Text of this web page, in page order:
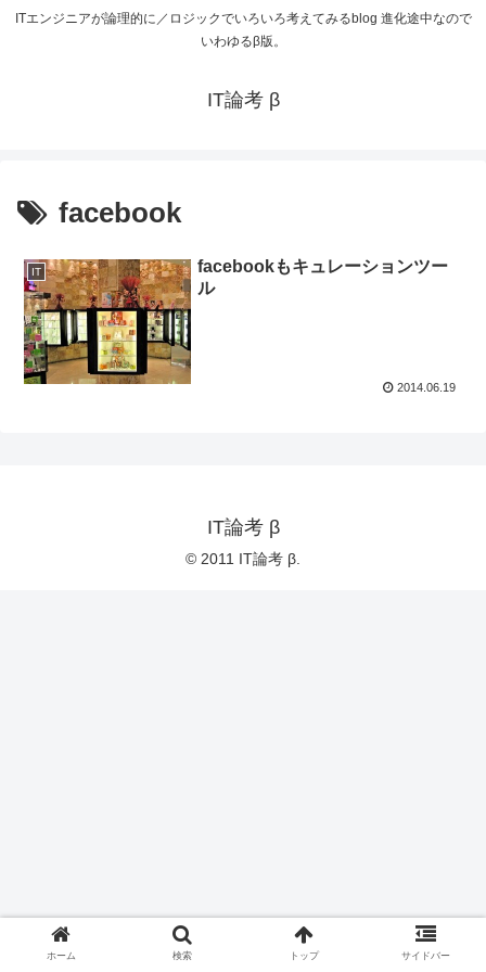
ITエンジニアが論理的に／ロジックでいろいろ考えてみるblog 進化途中なので
いわゆるβ版。
IT論考 β
facebook
IT
facebookもキュレーションツー
ル
2014.06.19
IT論考 β
© 2011 IT論考 β.
ホーム 検索 トップ サイドバー